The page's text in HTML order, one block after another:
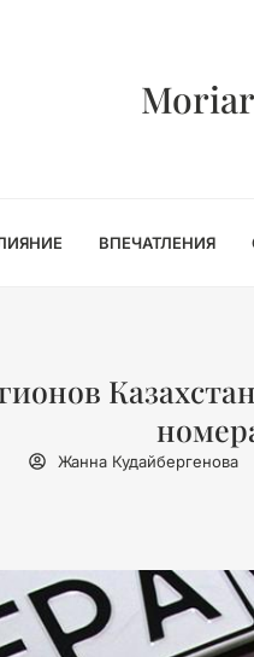
ВПЕЧАТЛЕНИЯ
Жанна Кудайбергенова